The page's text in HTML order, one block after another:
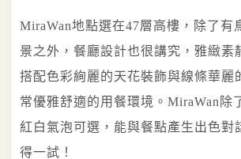
MiraWan地點選在47層高樓，除了有
景之外，餐廳設計也很講究，雅緻素
搭配色彩絢麗的天花裝飾與線條華麗
常優雅舒適的用餐環境。MiraWan除
紅白氣泡可選，能與餐點產生出色對
得一試！